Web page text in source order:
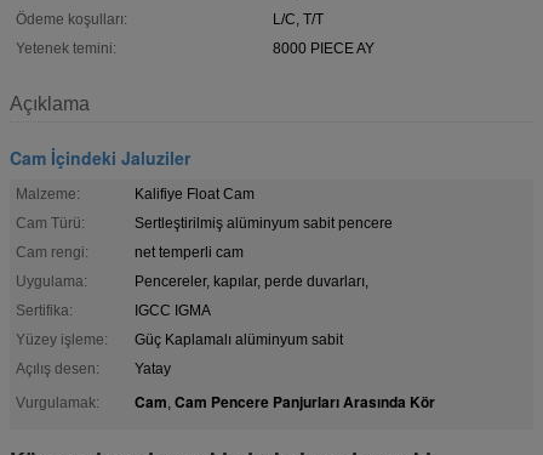
Ödeme koşulları:
L/C, T/T
Yetenek temini:
8000 PIECE AY
Açıklama
Cam İçindeki Jaluziler
Malzeme:
Kalifiye Float Cam
Cam Türü:
Sertleştirilmiş alüminyum sabit pencere
Cam rengi:
net temperli cam
Uygulama:
Pencereler, kapılar, perde duvarları,
Sertifika:
IGCC IGMA
Yüzey işleme:
Güç Kaplamalı alüminyum sabit
Açılış desen:
Yatay
Vurgulamak:
Cam, Cam Pencere Panjurları Arasında Kör